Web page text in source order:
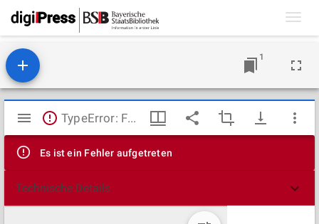
1
Mirador
Viewer
TypeError: Failed to fetch
Es ist ein Fehler aufgetreten
Technische Details